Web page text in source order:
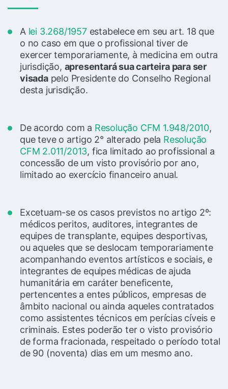
Alei 3.268/1957estabelece em seu art. 18 que
o no caso em que o profissional tiver de
exercer temporariamente, à medicina em outra
jurisdição, apresentará sua carteira para ser
visadapelo Presidente do Conselho Regional
desta jurisdição.
De acordo com a Resolução CFM 1.948/2010,
que teve o artigo 2° alterado pela Resolução
CFM 2.011/2013, fica limitado ao profissional a
concessão de um visto provisório por ano,
limitado ao exercício financeiro anual.
Excetuam-se os casos previstos no artigo 2º:
médicos peritos, auditores, integrantes de
equipes de transplante, equipes desportivas,
ou aqueles que se deslocam temporariamente
acompanhando eventos artísticos e sociais, e
integrantes de equipes médicas de ajuda
humanitária em caráter beneficente,
pertencentes a entes públicos, empresas de
âmbito nacional ou ainda aqueles contratados
como assistentes técnicos em perícias cíveis e
criminais. Estes poderão ter o visto provisório
de forma fracionada, respeitado o período total
de 90 (noventa) dias em um mesmo ano.